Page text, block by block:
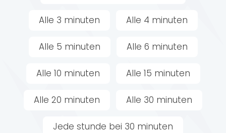
Alle 3 minuten Alle 4 minuten
Alle 5 minuten Alle 6 minuten
Alle 10 minuten Alle 15 minuten
Alle 20 minuten Alle 30 minuten
Jede stunde bei 30 minuten